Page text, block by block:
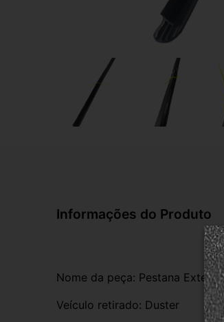
Informações do Produto
Nome da peça: Pestana Externa
Veículo retirado: Duster